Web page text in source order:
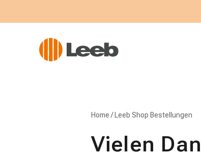
Home / Leeb Shop Bestellungen
Vielen